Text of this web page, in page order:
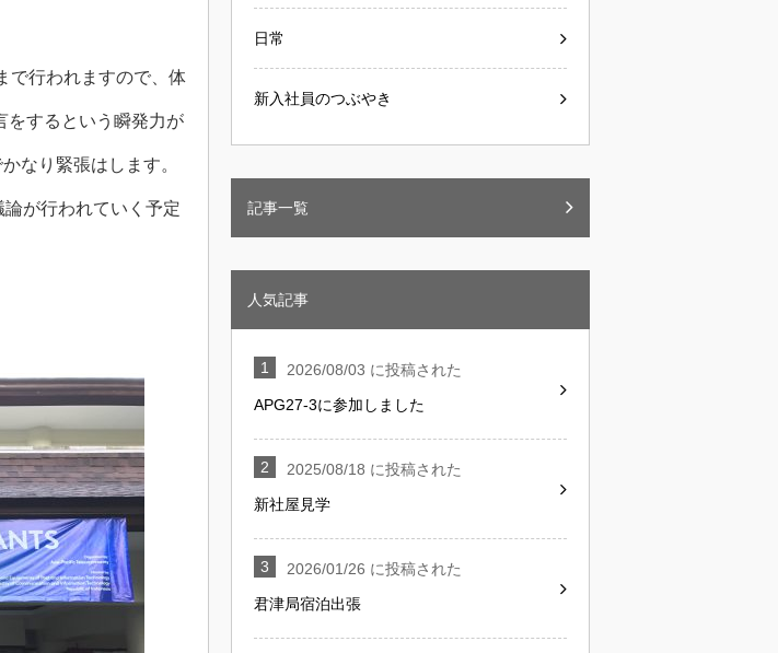
で行われますので、体
をするという瞬発力が
なり緊張はします。
が行われていく予定
日常
新入社員のつぶやき
記事一覧
人気記事
2026/08/03 に投稿された
APG27-3に参加しました
2025/08/18 に投稿された
新社屋見学
2026/01/26 に投稿された
君津局宿泊出張